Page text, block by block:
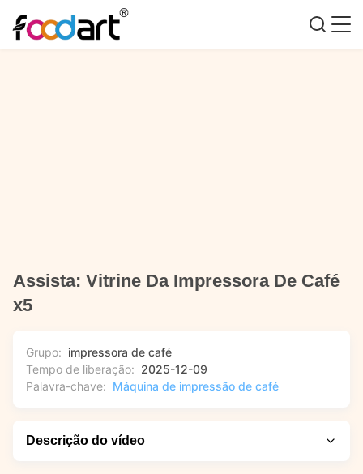
Assista: Vitrine Da Impressora De Café
x5
Grupo: impressora de café
Tempo de liberação: 2025-12-09
Palavra-chave: Máquina de impressão de café
Descrição do vídeo